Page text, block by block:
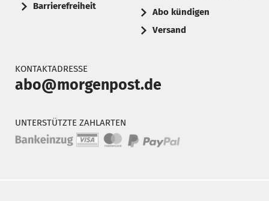
Barrierefreiheit
Abo kündigen
Versand
KONTAKTADRESSE
abo@morgenpost.de
UNTERSTÜTZTE ZAHLARTEN